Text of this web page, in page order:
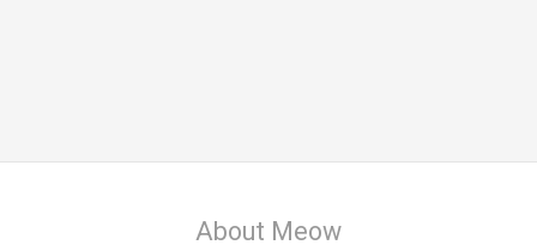
About Meow